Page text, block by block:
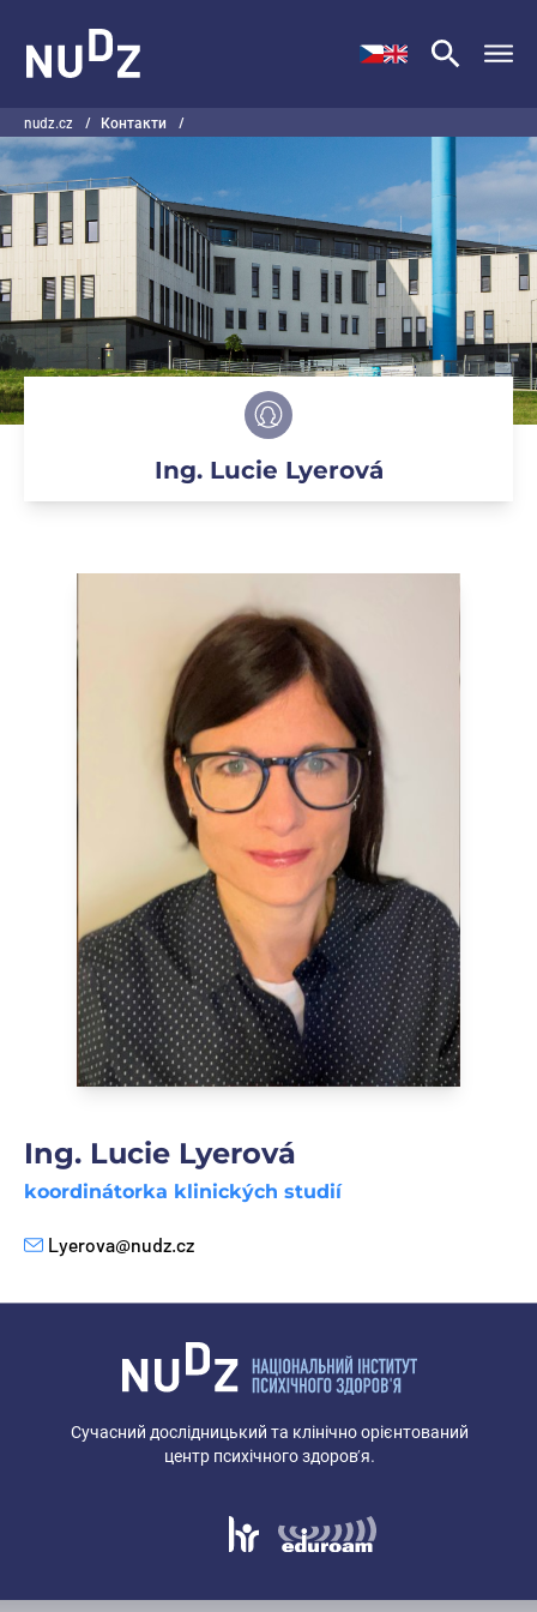
nudz.cz / Контакти /
Ing. Lucie Lyerová
Ing. Lucie Lyerová
koordinátorka klinických studií
E-mail
Lyerova@nudz.cz
Сучасний дослідницький та клінічно орієнтований
центр психічного здоров’я.